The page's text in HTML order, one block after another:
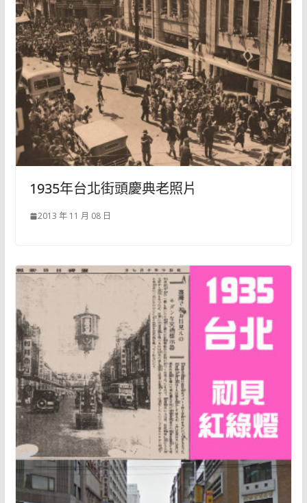
1935年台北街頭慶典老照片
2013 年 11 月 08 日